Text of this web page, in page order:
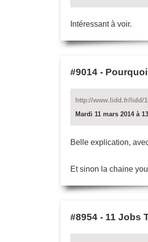
Intéressant à voir.
#9014 -
http://www.lidd.fr/lidd/
Mardi 11 mars 2014 à
Belle explication,
Et sinon la chaine
#8954 - 11 Jobs